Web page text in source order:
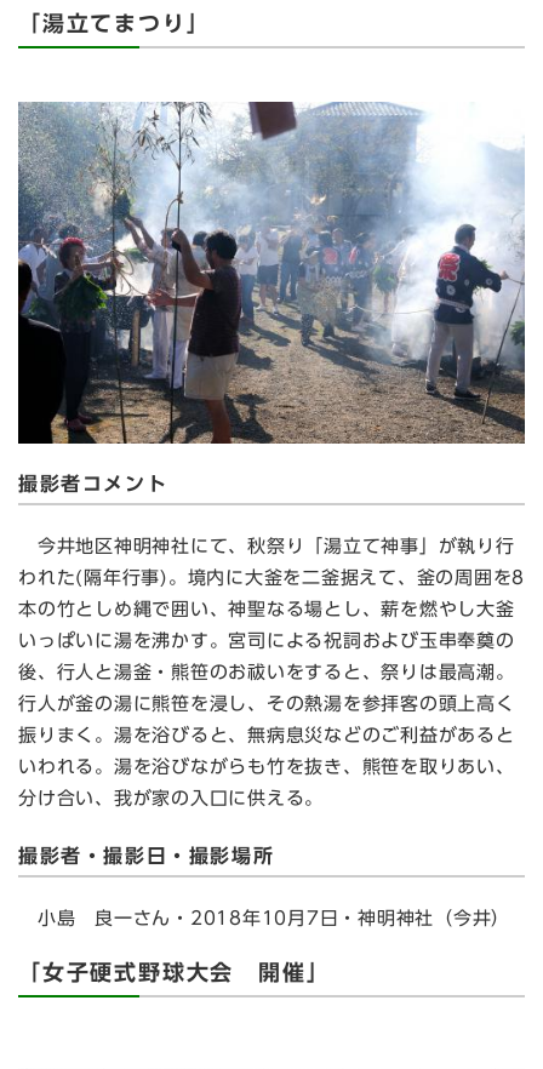
「湯立てまつり」
撮影者コメント
今井地区神明神社にて、秋祭り「湯立て神事」が執り行
われた(隔年行事)。境内に大釜を二釜据えて、釜の周囲を8
本の竹としめ縄で囲い、神聖なる場とし、薪を燃やし大釜
いっぱいに湯を沸かす。宮司による祝詞および玉串奉奠の
後、行人と湯釜・熊笹のお祓いをすると、祭りは最高潮。
行人が釜の湯に熊笹を浸し、その熱湯を参拝客の頭上高く
振りまく。湯を浴びると、無病息災などのご利益があると
いわれる。湯を浴びながらも竹を抜き、熊笹を取りあい、
分け合い、我が家の入口に供える。
撮影者・撮影日・撮影場所
小島 良一さん・2018年10月7日・神明神社（今井）
「女子硬式野球大会 開催」